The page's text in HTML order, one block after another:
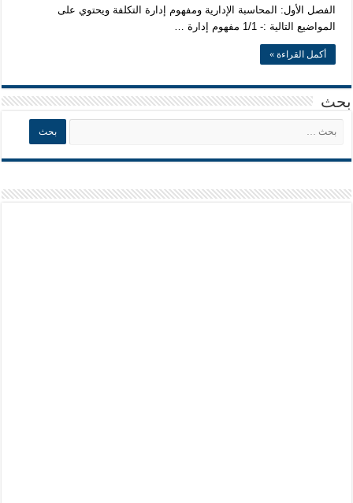
الفصل الأول: المحاسبة الإدارية ومفهوم إدارة التكلفة ويحتوي على
المواضيع التالية :- 1/1 مفهوم إدارة …
أكمل القراءة »
بحث